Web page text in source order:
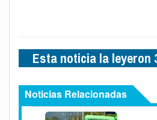
Esta noticia la leyeron
Noticias Relacionadas